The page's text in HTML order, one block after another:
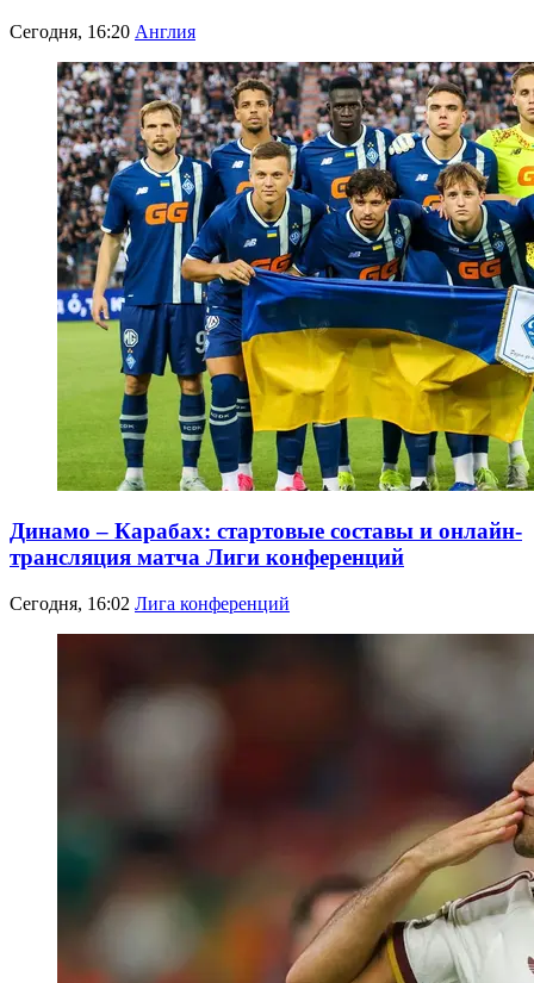
Сегодня, 16:20 Англия
Динамо – Карабах: стартовые составы и онлайн-
трансляция матча Лиги конференций
Сегодня, 16:02 Лига конференций